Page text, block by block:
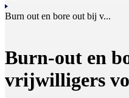
Burn out en bore out bij v...
Burn-out en
vrijwilligers